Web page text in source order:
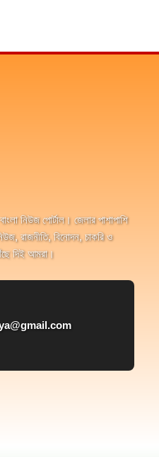
নিউজ পোর্টাল। জেলার পাশাপাশি
রাজনীতি, বিনোদন, চাকরি ও
দিই আমরা।